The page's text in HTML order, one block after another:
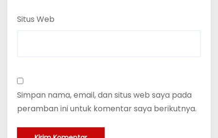
Situs Web
Simpan nama, email, dan situs web saya pada
peramban ini untuk komentar saya berikutnya.